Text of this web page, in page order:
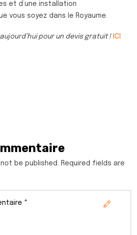
et d’une installation
vous soyez dans le Royaume.
pour un devis gratuit ! ICI
be published. Required fields are